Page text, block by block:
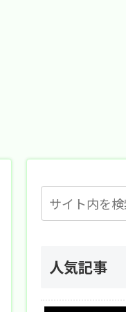
人気記事